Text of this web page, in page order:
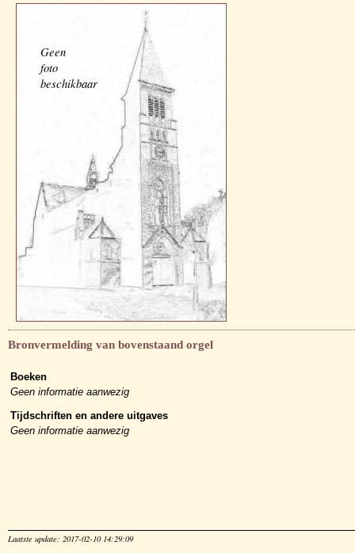
Geen
foto
beschikbaar
Bronvermelding van bovenstaand orgel
Boeken
Geen informatie aanwezig
Tijdschriften en andere uitgaves
Geen informatie aanwezig
Laatste update: 2017-02-10 14:29:09